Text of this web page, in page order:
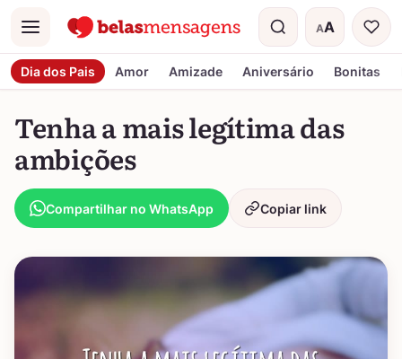
Menu AA
Tamanho do
Dia dos Pais Amor Amizade Aniversário Bonitas
Tenha a mais legítima das
ambições
Compartilhar no WhatsApp Copiar link